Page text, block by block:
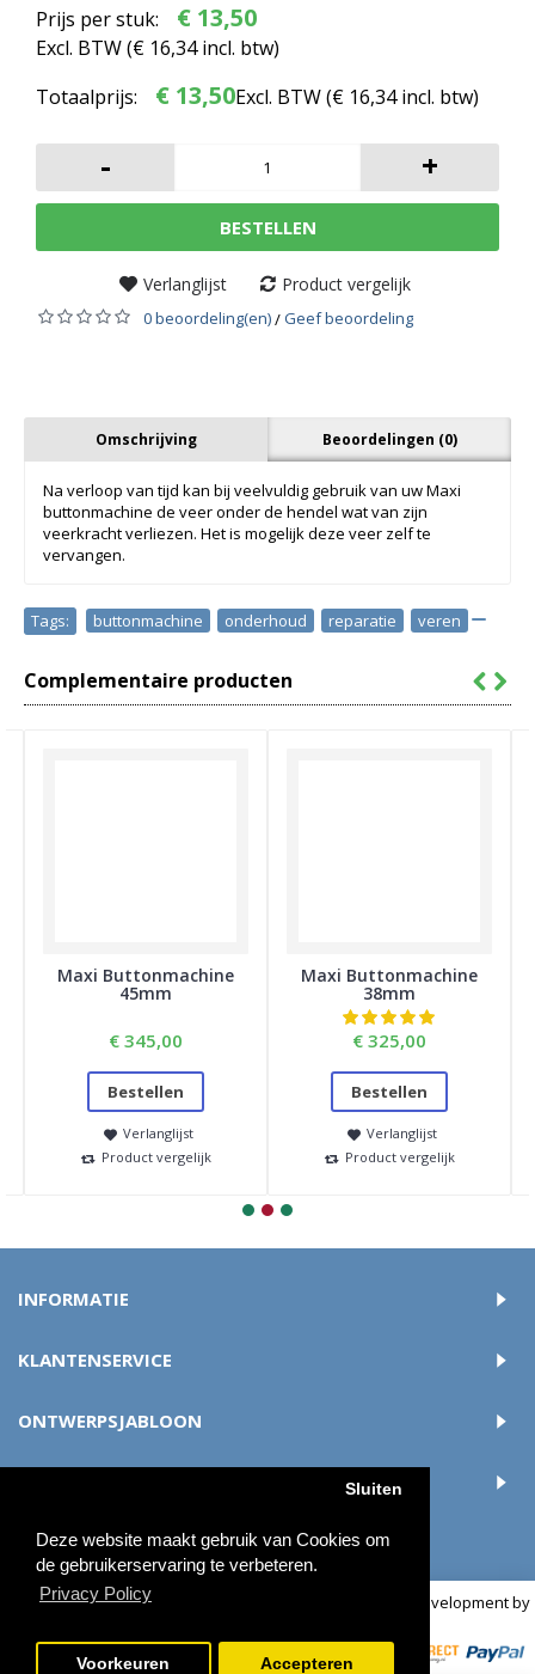
Deze website maakt gebruik van Cookies om
de gebruikerservaring te verbeteren.
Privacy Policy
Sluiten
Voorkeuren Accepteren
Prijs per stuk: € 13,50
Excl. BTW (€ 16,34incl. btw)
Totaalprijs:
€ 13,50Excl. BTW (€ 16,34incl. btw)
- +
BESTELLEN
Verlanglijst Product vergelijk
0 beoordeling(en)/Geef beoordeling
Omschrijving Beoordelingen (0)
Na verloop van tijd kan bij veelvuldig gebruik van uw Maxi
buttonmachine de veer onder de hendel wat van zijn
veerkracht verliezen. Het is mogelijk deze veer zelf te
vervangen.
Tags: buttonmachine onderhoud reparatie veren
Complementaire producten
Maxi Buttonmachine
45mm
€ 345,00
Bestellen
Verlanglijst
Product vergelijk
Maxi Buttonmachine
38mm
€ 325,00
Bestellen
Verlanglijst
Product vergelijk
INFORMATIE
KLANTENSERVICE
ONTWERPSJABLOON
© 2018 buttonsmaken.nl - Alle rechten voorbehouden | Development by